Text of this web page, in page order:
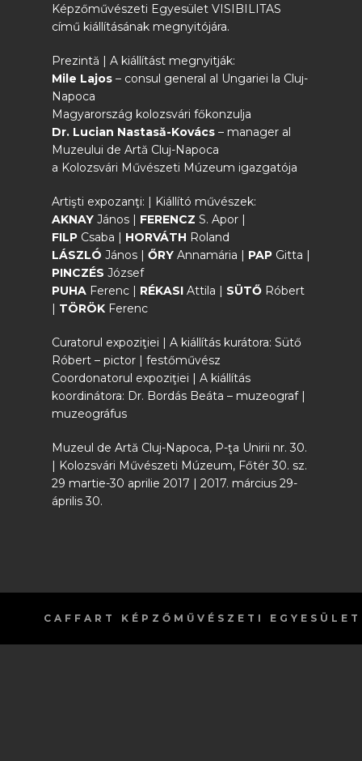
Képzőművészeti Egyesület VISIBILITAS
című kiállításának megnyitójára.
Prezintă | A kiállítást megnyitják:
Mile Lajos – consul general al Ungariei la Cluj-
Napoca
Magyarország kolozsvári főkonzulja
Dr. Lucian Nastasă-Kovács – manager al
Muzeului de Artă Cluj-Napoca
a Kolozsvári Művészeti Múzeum igazgatója
Artişti expozanţi: | Kiállító művészek:
AKNAY János | FERENCZ S. Apor |
FILP Csaba | HORVÁTH Roland
LÁSZLÓ János | ŐRY Annamária | PAP Gitta |
PINCZÉS József
PUHA Ferenc | RÉKASI Attila | SÜTŐ Róbert
TÖRÖK Ferenc
Curatorul expoziţiei | A kiállítás kurátora: Sütő
Róbert – pictor | festőművész
Coordonatorul expoziţiei | A kiállítás
koordinátora: Dr. Bordás Beáta – muzeograf |
muzeográfus
Muzeul de Artă Cluj-Napoca, P-ţa Unirii nr. 30.
| Kolozsvári Művészeti Múzeum, Főtér 30. sz.
29 martie-30 aprilie 2017 | 2017. március 29-
április 30.
CAFFART KÉPZŐMŰVÉSZETI EGYESÜLET